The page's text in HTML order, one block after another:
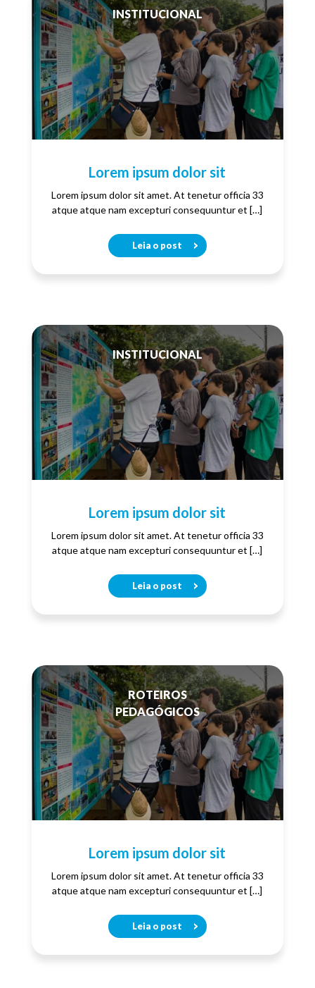
INSTITUCIONAL
Lorem ipsum dolor sit
Lorem ipsum dolor sit amet. At tenetur officia 33
atque atque nam excepturi consequuntur et […]
Leia o post
INSTITUCIONAL
Lorem ipsum dolor sit
Lorem ipsum dolor sit amet. At tenetur officia 33
atque atque nam excepturi consequuntur et […]
Leia o post
ROTEIROS
PEDAGÓGICOS
Lorem ipsum dolor sit
Lorem ipsum dolor sit amet. At tenetur officia 33
atque atque nam excepturi consequuntur et […]
Leia o post